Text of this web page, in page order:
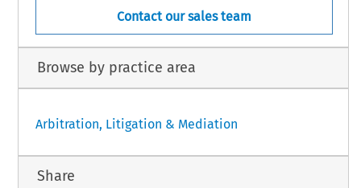
Contact our sales team
Browse by practice area
Arbitration, Litigation & Mediation
Share